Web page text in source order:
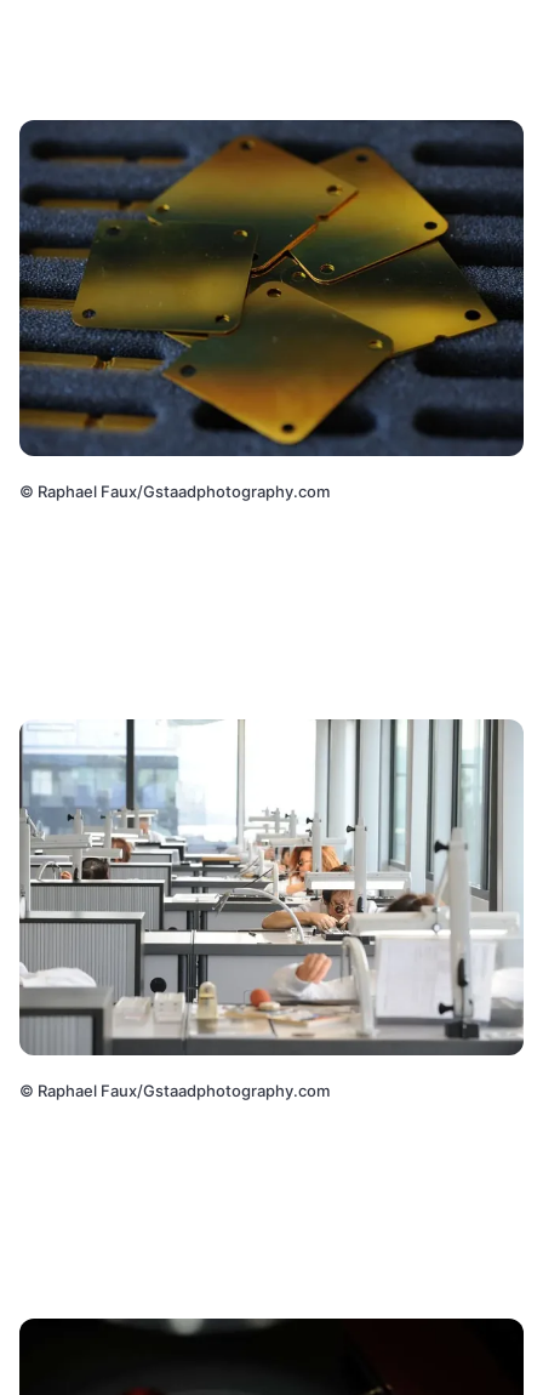
© Raphael Faux/Gstaadphotography.com
© Raphael Faux/Gstaadphotography.com